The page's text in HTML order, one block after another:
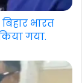
भारत
गया.